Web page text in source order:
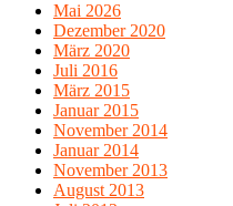
Mai 2026
Dezember 2020
März 2020
Juli 2016
März 2015
Januar 2015
November 2014
Januar 2014
November 2013
August 2013